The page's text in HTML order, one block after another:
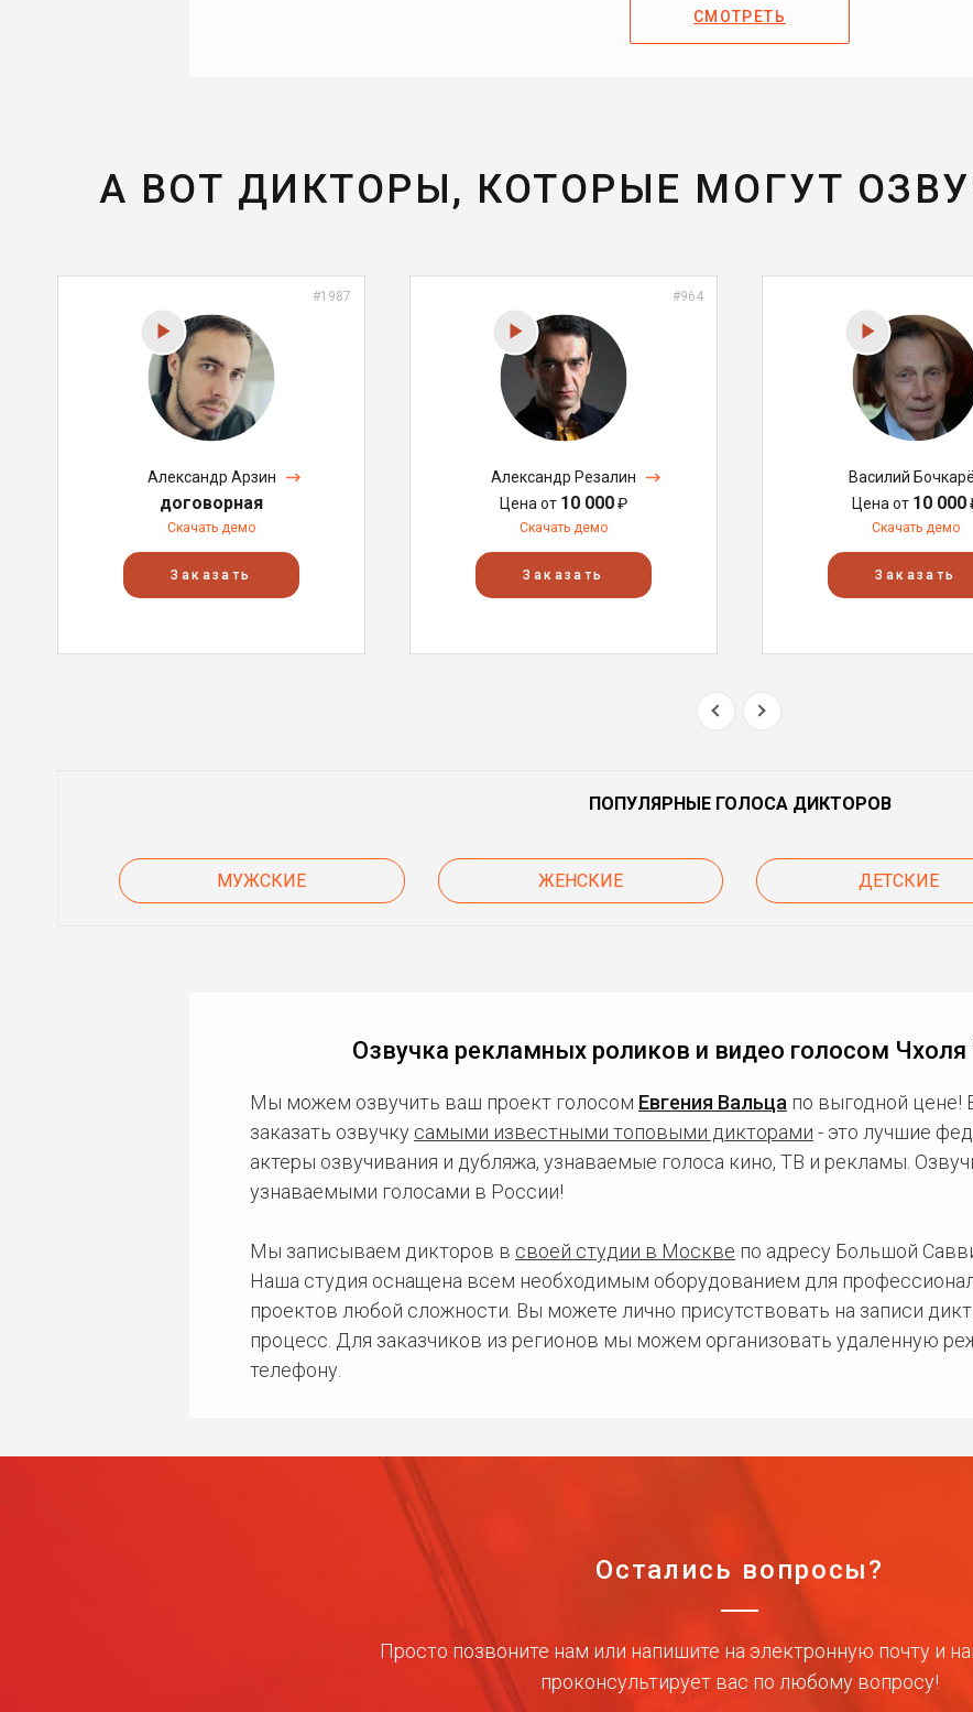
СМОТРЕТЬ
А ВОТ ДИКТОРЫ, КОТОРЫЕ МОГУТ
#1987
Александр Арзин
договорная
Скачать демо
Заказать
#964
Александр Резалин
Цена от 10 000₽
Скачать демо
Заказать
Василий
Цена от 10 000
Скачать демо
Заказать
ПОПУЛЯРНЫЕ ГОЛОСА ДИКТОРОВ
МУЖСКИЕ ЖЕНСКИЕ ДЕТСКИЕ
Озвучка рекламных роликов и видео голосом Чхоля
Мы можем озвучить ваш проект голосом Евгения Вальца по выгодной цене!
заказать озвучку самыми известными топовыми дикторами - это лучшие
актеры озвучивания и дубляжа, узнаваемые голоса кино, ТВ и рекламы.
узнаваемыми голосами в России!
Мы записываем дикторов в своей студии в Москве по адресу Большой
Наша студия оснащена всем необходимым оборудованием для
проектов любой сложности. Вы можете лично присутствовать на записи
процесс. Для заказчиков из регионов мы можем организовать удаленную
телефону.
Остались вопросы?
Просто позвоните нам или напишите на электронную почту и
проконсультирует вас по любому вопросу!